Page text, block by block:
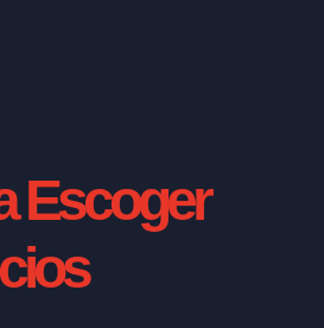
Escoger